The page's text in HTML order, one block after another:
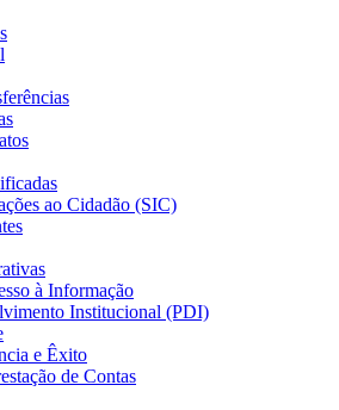
ao Cidadão (SIC)
à Informação
Institucional (PDI)
e Êxito
de Contas